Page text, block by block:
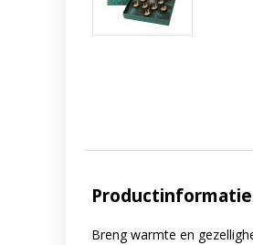
Productinformatie
Breng warmte en